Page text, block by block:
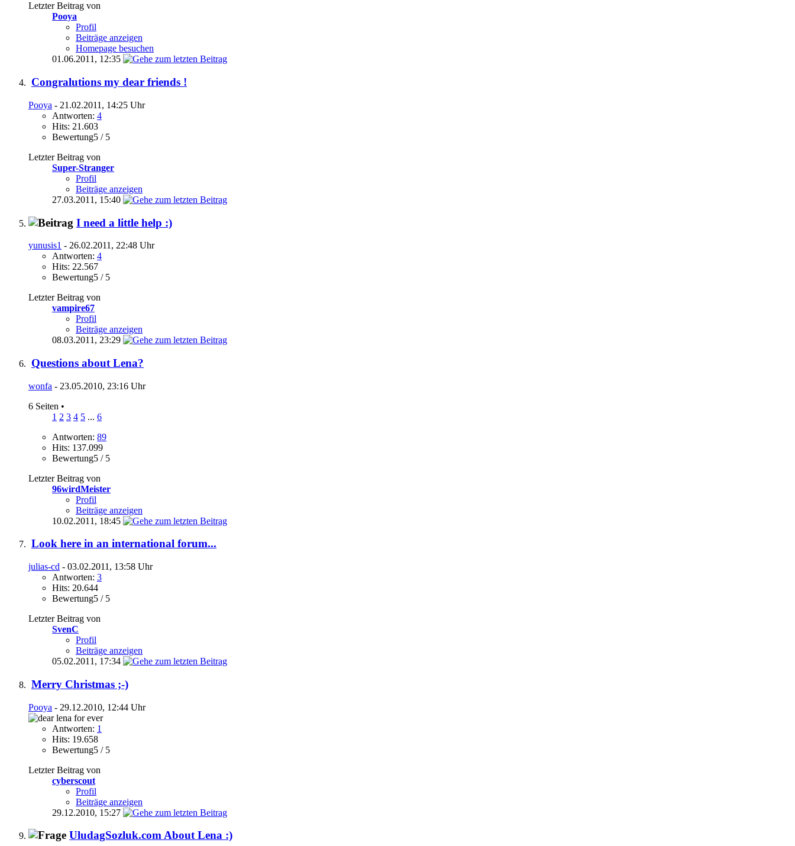
Letzter Beitrag von
Pooya
Profil
Beiträge anzeigen
Homepage besuchen
01.06.2011, 12:35
Congralutions my dear friends !
Pooya - 21.02.2011, 14:25 Uhr
Antworten: 4
Hits: 21.603
Bewertung5 / 5
Letzter Beitrag von
Super-Stranger
Profil
Beiträge anzeigen
27.03.2011, 15:40
I need a little help :)
yunusis1 - 26.02.2011, 22:48 Uhr
Antworten: 4
Hits: 22.567
Bewertung5 / 5
Letzter Beitrag von
vampire67
Profil
Beiträge anzeigen
08.03.2011, 23:29
Questions about Lena?
wonfa - 23.05.2010, 23:16 Uhr
6 Seiten •
1 2 3 4 5 ... 6
Antworten: 89
Hits: 137.099
Bewertung5 / 5
Letzter Beitrag von
96wirdMeister
Profil
Beiträge anzeigen
10.02.2011, 18:45
Look here in an international forum...
julias-cd - 03.02.2011, 13:58 Uhr
Antworten: 3
Hits: 20.644
Bewertung5 / 5
Letzter Beitrag von
SvenC
Profil
Beiträge anzeigen
05.02.2011, 17:34
Merry Christmas ;-)
Pooya - 29.12.2010, 12:44 Uhr
Antworten: 1
Hits: 19.658
Bewertung5 / 5
Letzter Beitrag von
cyberscout
Profil
Beiträge anzeigen
29.12.2010, 15:27
UludagSozluk.com About Lena :)